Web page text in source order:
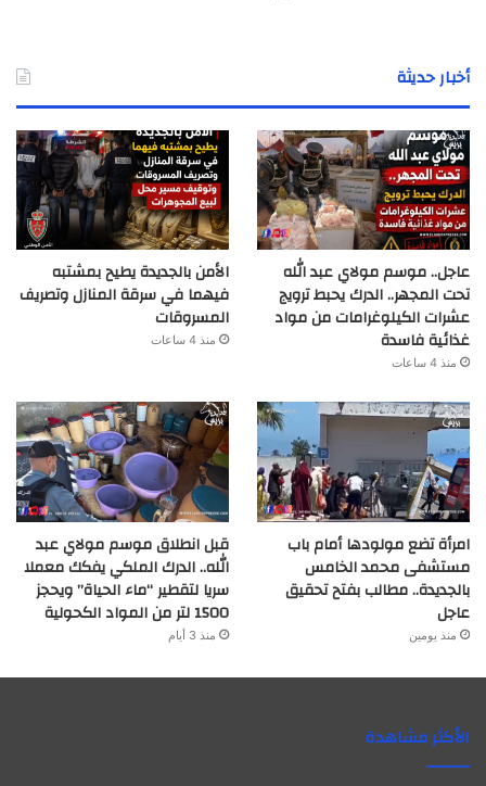
أخبار حديثة
عاجل.. موسم مولاي عبد الله
تحت المجهر.. الدرك يحبط ترويج
عشرات الكيلوغرامات من مواد
غذائية فاسدة
منذ 4 ساعات
الأمن بالجديدة يطيح بمشتبه
فيهما في سرقة المنازل وتصريف
المسروقات
منذ 4 ساعات
امرأة تضع مولودها أمام باب
مستشفى محمد الخامس
بالجديدة.. مطالب بفتح تحقيق
عاجل
منذ يومين
قبل انطلاق موسم مولاي عبد
الله.. الدرك الملكي يفكك معملا
سريا لتقطير “ماء الحياة” ويحجز
1500 لتر من المواد الكحولية
منذ 3 أيام
الأكثر مشاهدة